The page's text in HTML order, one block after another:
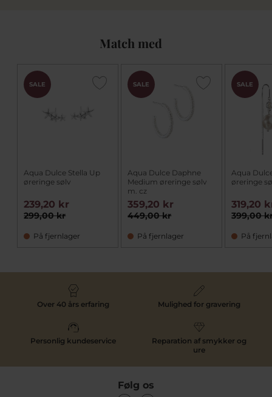
Match med
SALE
Aqua Dulce Stella Up
øreringe sølv
299,00 kr
239,20 kr
På fjernlager
SALE
Aqua Dulce Daphne
Medium øreringe sølv
m. cz
449,00 kr
359,20 kr
På fjernlager
SALE
Aqua
øreringe
399,00
319,20
På
Over 40 års erfaring Mulighed for gravering
Personlig kundeservice
Reparation af smykker og
ure
Følg os